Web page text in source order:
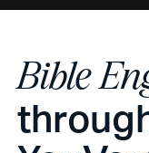
Bible